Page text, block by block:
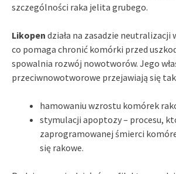
szczególności raka jelita grubego.
Likopen działa na zasadzie neutralizacji
co pomaga chronić komórki przed
spowalnia rozwój nowotworów. Jego
przeciwnowotworowe przejawiają się
hamowaniu wzrostu komórek
stymulacji apoptozy – procesu,
zaprogramowanej śmierci
się rakowe.